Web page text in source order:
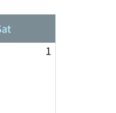
1